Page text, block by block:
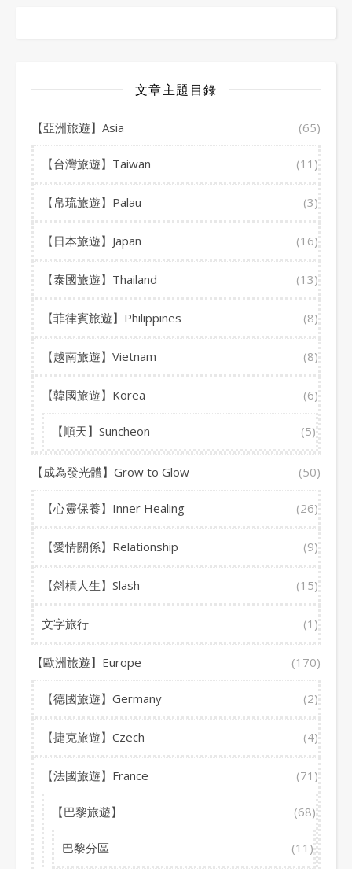
文章主題目錄
【亞洲旅遊】Asia (65)
【台灣旅遊】Taiwan (11)
【帛琉旅遊】Palau (3)
【日本旅遊】Japan (16)
【泰國旅遊】Thailand (13)
【菲律賓旅遊】Philippines (8)
【越南旅遊】Vietnam (8)
【韓國旅遊】Korea (6)
【順天】Suncheon (5)
【成為發光體】Grow to Glow (50)
【心靈保養】Inner Healing (26)
【愛情關係】Relationship (9)
【斜槓人生】Slash (15)
文字旅行 (1)
【歐洲旅遊】Europe (170)
【德國旅遊】Germany (2)
【捷克旅遊】Czech (4)
【法國旅遊】France (71)
【巴黎旅遊】 (68)
巴黎分區 (11)